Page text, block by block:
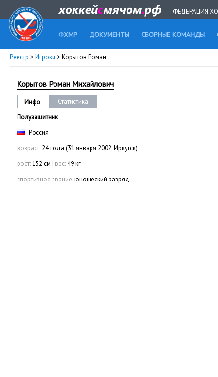
ФЕДЕРАЦИЯ
ФХМР ДОКУМЕНТЫ СБОРНЫЕ КОМАНДЫ
Реестр > Игроки > Корытов Роман
Корытов Роман Михайлович
Инфо
Статистика
Полузащитник
Россия
возраст: 24 года (31 января 2002, Иркутск)
рост:152 см | вес: 49 кг
спортивное звание:юношеский разряд